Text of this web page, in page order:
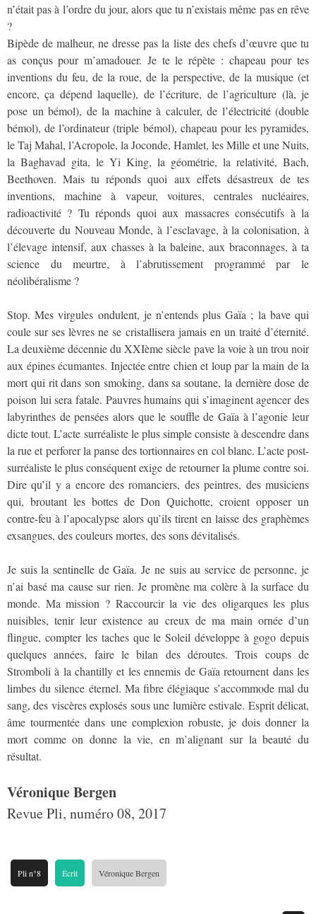
n’était pas à l’ordre du jour, alors que tu n’existais même pas en rêve
?
Bipède de malheur, ne dresse pas la liste des chefs d’œuvre que tu
as conçus pour m’amadouer. Je te le répète : chapeau pour tes
inventions du feu, de la roue, de la perspective, de la musique (et
encore, ça dépend laquelle), de l’écriture, de l’agriculture (là, je
pose un bémol), de la machine à calculer, de l’électricité (double
bémol), de l’ordinateur (triple bémol), chapeau pour les pyramides,
le Taj Mahal, l’Acropole, la Joconde, Hamlet, les Mille et une Nuits,
la Baghavad gita, le Yi King, la géométrie, la relativité, Bach,
Beethoven. Mais tu réponds quoi aux effets désastreux de tes
inventions, machine à vapeur, voitures, centrales nucléaires,
radioactivité ? Tu réponds quoi aux massacres consécutifs à la
découverte du Nouveau Monde, à l’esclavage, à la colonisation, à
l’élevage intensif, aux chasses à la baleine, aux braconnages, à ta
science du meurtre, à l’abrutissement programmé par le
néolibéralisme ?
Stop. Mes virgules ondulent, je n’entends plus Gaïa ; la bave qui
coule sur ses lèvres ne se cristallisera jamais en un traité d’éternité.
La deuxième décennie du XXIème siècle pave la voie à un trou noir
aux épines écumantes. Injectée entre chien et loup par la main de la
mort qui rit dans son smoking, dans sa soutane, la dernière dose de
poison lui sera fatale. Pauvres humains qui s’imaginent agencer des
labyrinthes de pensées alors que le souffle de Gaïa à l’agonie leur
dicte tout. L’acte surréaliste le plus simple consiste à descendre dans
la rue et perforer la panse des tortionnaires en col blanc. L’acte post-
surréaliste le plus conséquent exige de retourner la plume contre soi.
Dire qu’il y a encore des romanciers, des peintres, des musiciens
qui, broutant les bottes de Don Quichotte, croient opposer un
contre-feu à l’apocalypse alors qu’ils tirent en laisse des graphèmes
exsangues, des couleurs mortes, des sons dévitalisés.
Je suis la sentinelle de Gaïa. Je ne suis au service de personne, je
n’ai basé ma cause sur rien. Je promène ma colère à la surface du
monde. Ma mission ? Raccourcir la vie des oligarques les plus
nuisibles, tenir leur existence au creux de ma main ornée d’un
flingue, compter les taches que le Soleil développe à gogo depuis
quelques années, faire le bilan des déroutes. Trois coups de
Stromboli à la chantilly et les ennemis de Gaïa retournent dans les
limbes du silence éternel. Ma fibre élégiaque s’accommode mal du
sang, des viscères explosés sous une lumière estivale. Esprit délicat,
âme tourmentée dans une complexion robuste, je dois donner la
mort comme on donne la vie, en m’alignant sur la beauté du
résultat.
Véronique Bergen
Revue Pli, numéro 08, 2017
Pli n°8 Écrit Véronique Bergen